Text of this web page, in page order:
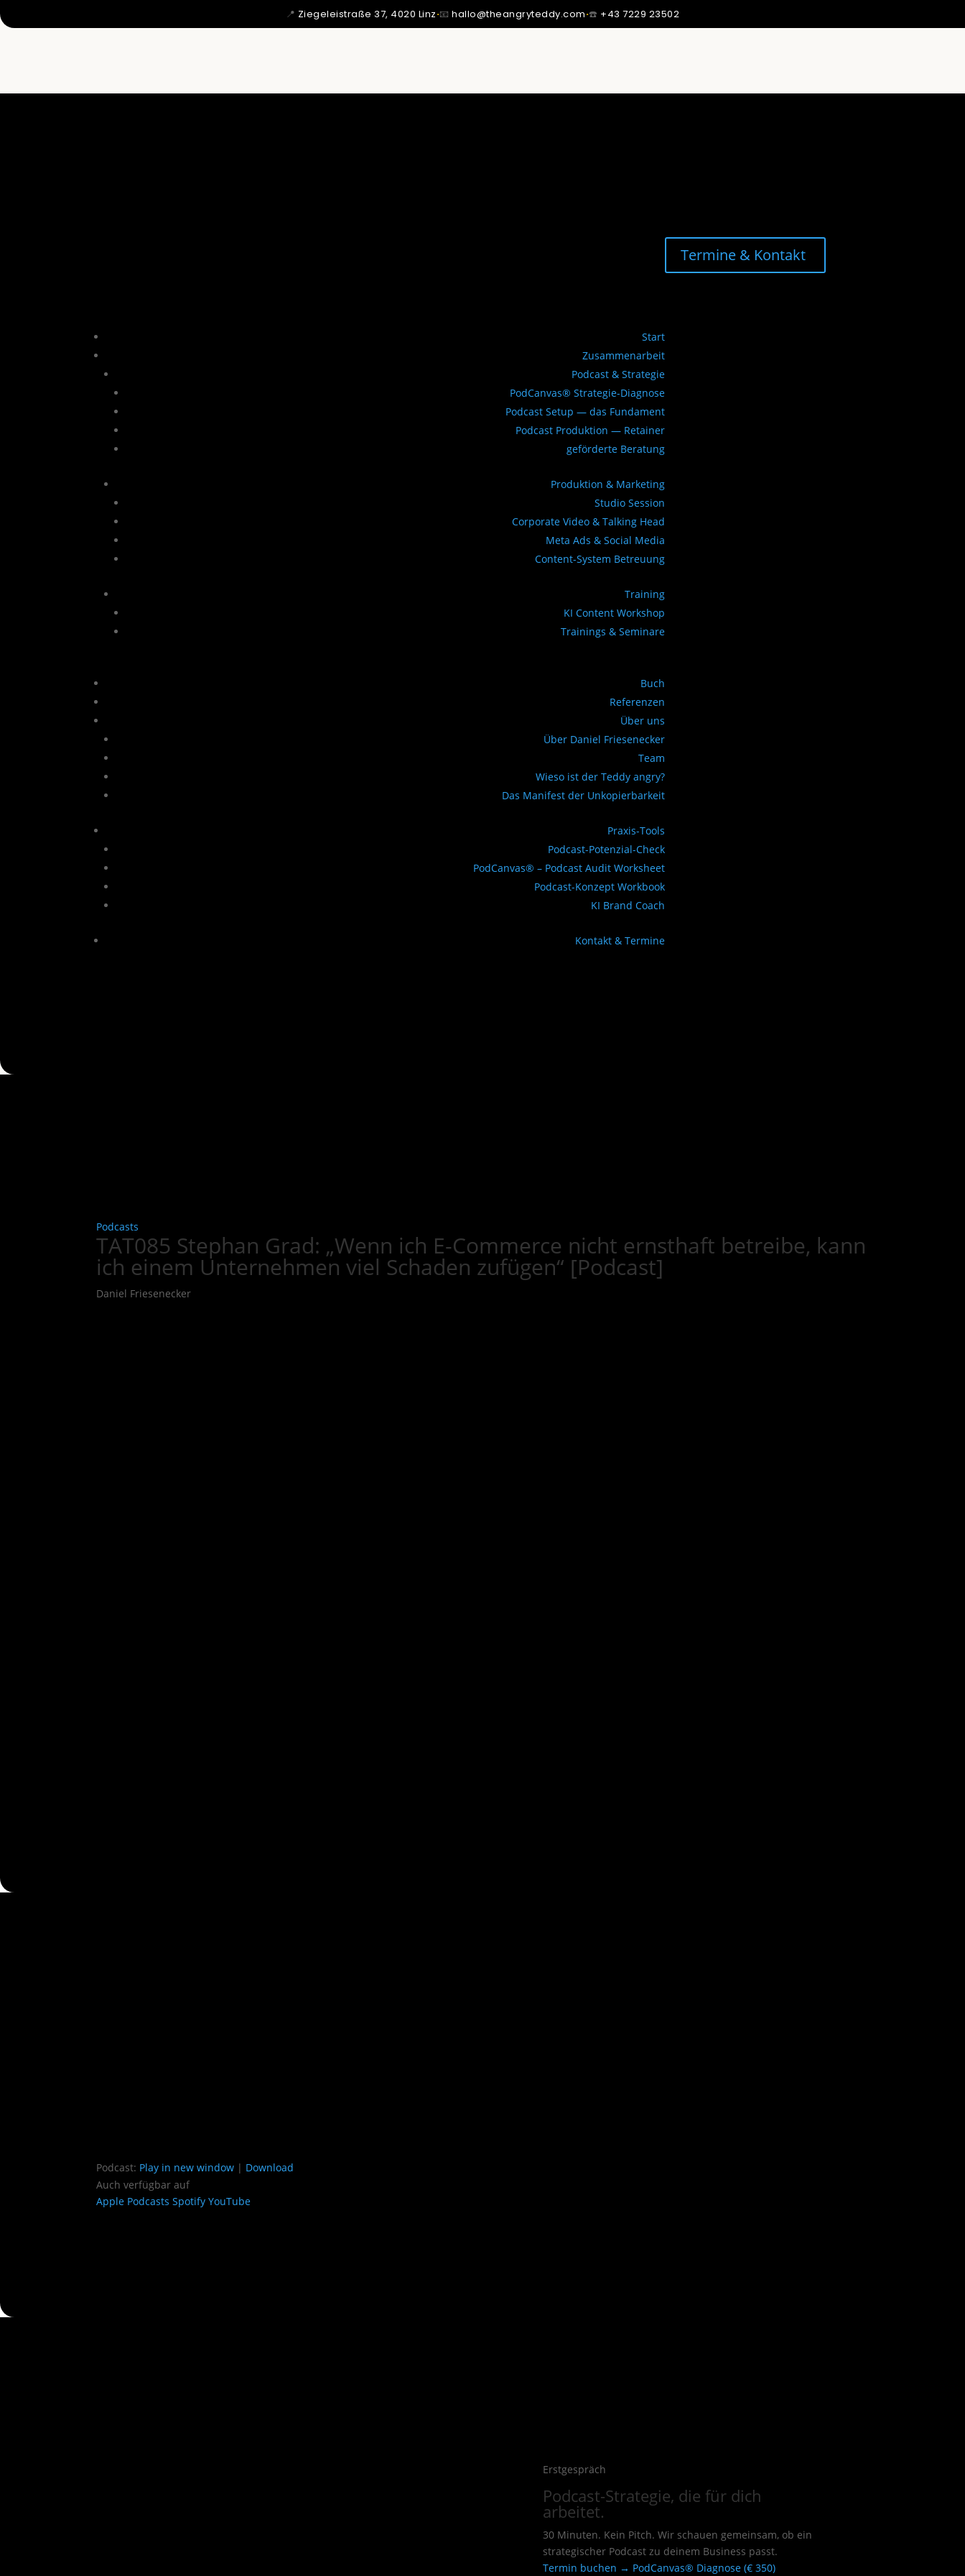
📍 Ziegeleistraße 37, 4020 Linz·📧hallo@theangryteddy.com·☎️ +43 7229 23502
Start
Zusammenarbeit
Podcast & Strategie
PodCanvas® Strategie-Diagnose
Podcast Setup — das Fundament
Podcast Produktion — Retainer
geförderte Beratung
Produktion & Marketing
Studio Session
Corporate Video & Talking Head
Meta Ads & Social Media
Content-System Betreuung
Training
KI Content Workshop
Trainings & Seminare
Buch
Referenzen
Über uns
Über Daniel Friesenecker
Team
Wieso ist der Teddy angry?
Das Manifest der Unkopierbarkeit
Praxis-Tools
Podcast-Potenzial-Check
PodCanvas® – Podcast Audit Worksheet
Podcast-Konzept Workbook
KI Brand Coach
Kontakt & Termine
Termine & Kontakt
Podcasts
TAT085 Stephan Grad: „Wenn ich E-Commerce nicht ernsthaft betreibe, kann
ich einem Unternehmen viel Schaden zufügen“ [Podcast]
Daniel Friesenecker
Podcast: Play in new window | Download
Auch verfügbar auf
Apple Podcasts Spotify YouTube
Erstgespräch
Podcast-Strategie, die für dich
arbeitet.
30 Minuten. Kein Pitch. Wir schauen gemeinsam, ob ein
strategischer Podcast zu deinem Business passt.
Termin buchen → PodCanvas® Diagnose (€ 350)